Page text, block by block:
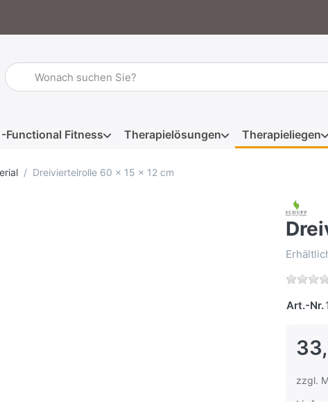
Geben Sie einen Suchbegriff ein. Während Sie tippen,
Functional Fitness Therapielösungen Therapieliegen
Dreiviertelrolle 60 x 15 x 12 cm
Art.-Nr.
zzgl.